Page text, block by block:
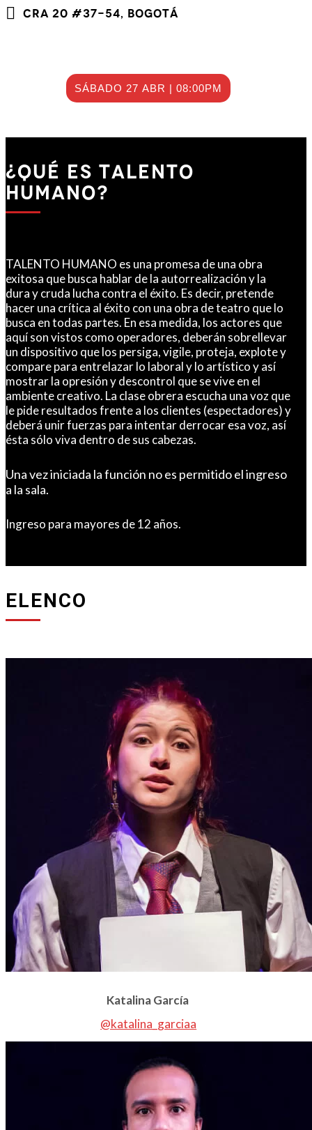
Cra 20 #37-54, Bogotá
SÁBADO 27 ABR | 08:00PM
¿QUÉ ES TALENTO
HUMANO?
TALENTO HUMANO es una promesa de una obra
exitosa que busca hablar de la autorrealización y la
dura y cruda lucha contra el éxito. Es decir, pretende
hacer una crítica al éxito con una obra de teatro que lo
busca en todas partes. En esa medida, los actores que
aquí son vistos como operadores, deberán sobrellevar
un dispositivo que los persiga, vigile, proteja, explote y
compare para entrelazar lo laboral y lo artístico y así
mostrar la opresión y descontrol que se vive en el
ambiente creativo. La clase obrera escucha una voz que
le pide resultados frente a los clientes (espectadores) y
deberá unir fuerzas para intentar derrocar esa voz, así
ésta sólo viva dentro de sus cabezas.
Una vez iniciada la función no es permitido el ingreso
a la sala.
Ingreso para mayores de 12 años.
ELENCO
Katalina García
@katalina_garciaa